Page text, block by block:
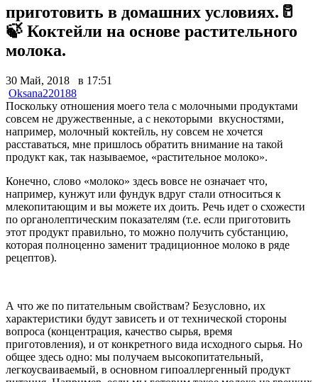
приготовить в домашних условиях.🥛
🍃 Коктейли на основе растительного
молока.
30 Май, 2018 в 17:51
Oksana220188
Поскольку отношения моего тела с молочными продуктами
совсем не дружественные, а с некоторыми вкусностями,
например, молочный коктейль, ну совсем не хочется
расставаться, мне пришлось обратить внимание на такой
продукт как, так называемое, «растительное молоко».
Конечно, слово «молоко» здесь вовсе не означает что,
например, кунжут или фундук вдруг стали относиться к
млекопитающим и вы можете их доить. Речь идет о схожести
по органолептическим показателям (т.е. если приготовить
этот продукт правильно, то можно получить субстанцию,
которая полноценно заменит традиционное молоко в ряде
рецептов).
А что же по питательным свойствам? Безусловно, их
характеристики будут зависеть и от технической стороны
вопроса (концентрация, качество сырья, время
приготовления), и от конкретного вида исходного сырья. Но
общее здесь одно: мы получаем высокопитательный,
легкоусваиваемый, в основном гипоаллергенный продукт